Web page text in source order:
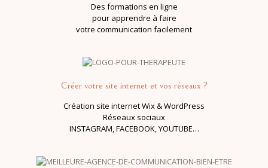
Des formations en ligne
pour apprendre à faire
votre communication facilement
Créer votre site internet et vos réseaux?
Création site internet Wix & WordPress
Réseaux sociaux
INSTAGRAM, FACEBOOK, YOUTUBE…